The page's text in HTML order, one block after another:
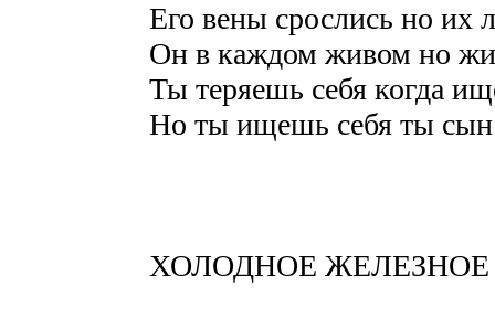
Его вены срослись но их
Он в каждом живом но
Ты теряешь себя когда
Но ты ищешь себя ты сын
ХОЛОДНОЕ